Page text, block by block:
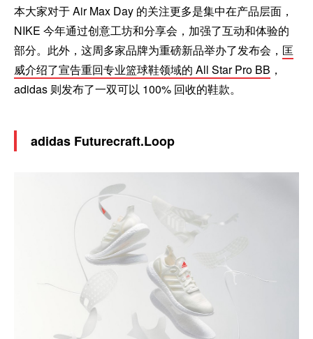
本大家对于 Air Max Day 的关注更多是集中在产品层面，
NIKE 今年通过创意工坊和分享会，加强了互动和体验的
部分。此外，这周多家品牌为重磅新品举办了发布会， 匡
威介绍了宣告重回专业篮球鞋领域的 All Star Pro BB ，
adidas 则发布了一双可以 100% 回收的鞋款。
adidas Futurecraft.Loop